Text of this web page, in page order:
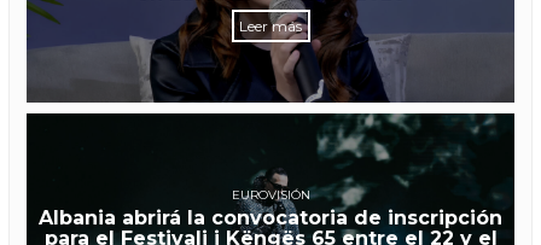
EUROVISIÓN JUNIOR
«Muzika Nas Spaja» será la propuesta con la
que Mija Vujović representará a Montenegro
en Eurovisión Junior 2026